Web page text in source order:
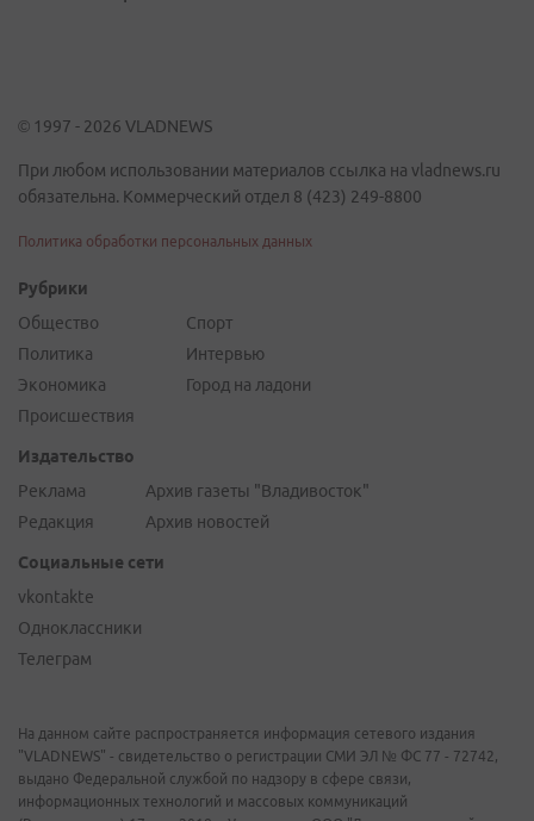
© 1997 - 2026 VLADNEWS
При любом использовании материалов ссылка на vladnews.ru
обязательна. Коммерческий отдел 8 (423) 249-8800
Политика обработки персональных данных
Рубрики
Общество
Политика
Экономика
Происшествия
Спорт
Интервью
Город на ладони
Издательство
Реклама
Редакция
Архив газеты "Владивосток"
Архив новостей
Социальные сети
vkontakte
Одноклассники
Телеграм
На данном сайте распространяется информация сетевого издания
"VLADNEWS" - свидетельство о регистрации СМИ ЭЛ № ФС 77 - 72742,
выдано Федеральной службой по надзору в сфере связи,
информационных технологий и массовых коммуникаций